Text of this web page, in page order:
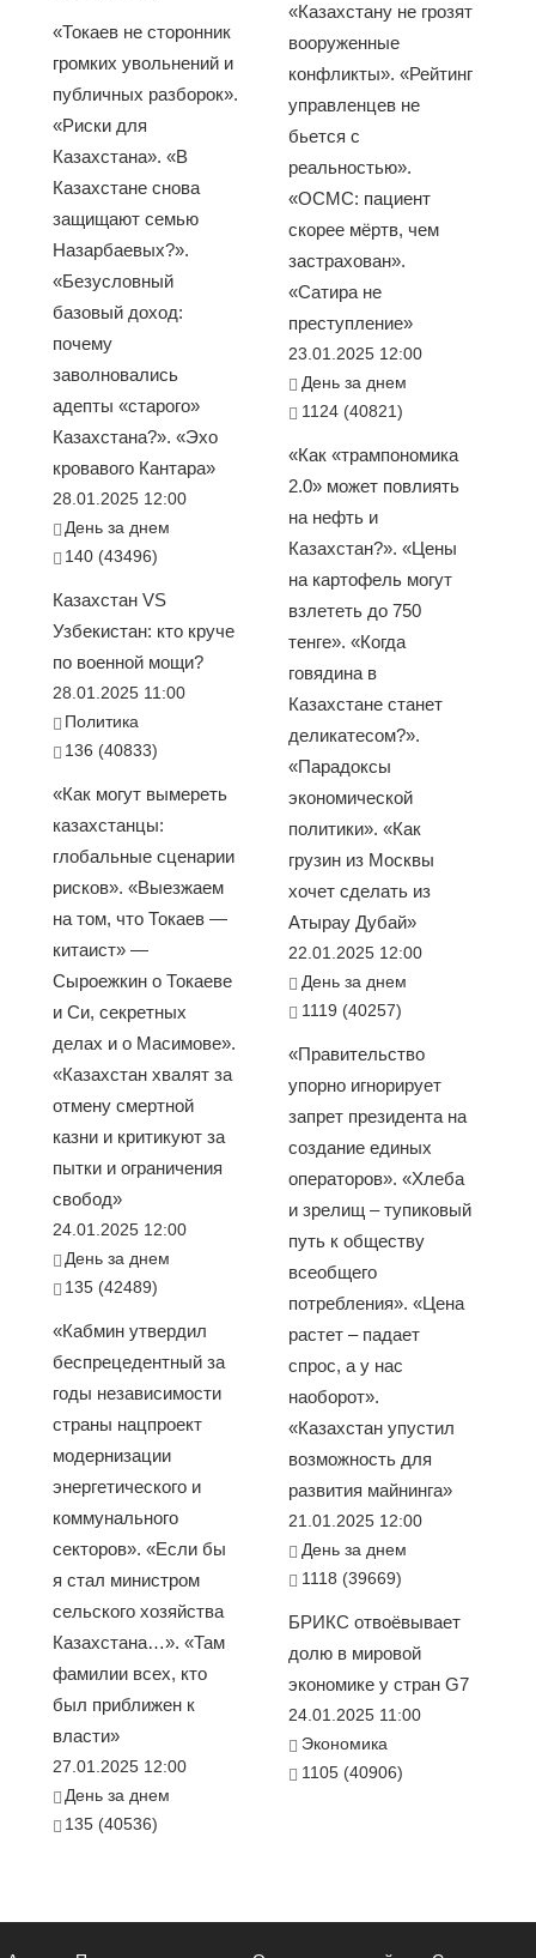
«Токаев не сторонник
громких увольнений и
публичных разборок».
«Риски для
Казахстана». «В
Казахстане снова
защищают семью
Назарбаевых?».
«Безусловный
базовый доход:
почему
заволновались
адепты «старого»
Казахстана?». «Эхо
кровавого Кантара»
28.01.2025 12:00
День за днем
140 (43496)
Казахстан VS
Узбекистан: кто круче
по военной мощи?
28.01.2025 11:00
Политика
136 (40833)
«Как могут вымереть
казахстанцы:
глобальные сценарии
рисков». «Выезжаем
на том, что Токаев —
китаист» —
Сыроежкин о Токаеве
и Си, секретных
делах и о Масимове».
«Казахстан хвалят за
отмену смертной
казни и критикуют за
пытки и ограничения
свобод»
24.01.2025 12:00
День за днем
135 (42489)
«Кабмин утвердил
беспрецедентный за
годы независимости
страны нацпроект
модернизации
энергетического и
коммунального
секторов». «Если бы
я стал министром
сельского хозяйства
Казахстана…». «Там
фамилии всех, кто
был приближен к
власти»
27.01.2025 12:00
День за днем
135 (40536)
«Казахстану не грозят
вооруженные
конфликты». «Рейтинг
управленцев не
бьется с
реальностью».
«ОСМС: пациент
скорее мёртв, чем
застрахован».
«Сатира не
преступление»
23.01.2025 12:00
День за днем
1124 (40821)
«Как «трампономика
2.0» может повлиять
на нефть и
Казахстан?». «Цены
на картофель могут
взлететь до 750
тенге». «Когда
говядина в
Казахстане станет
деликатесом?».
«Парадоксы
экономической
политики». «Как
грузин из Москвы
хочет сделать из
Атырау Дубай»
22.01.2025 12:00
День за днем
1119 (40257)
«Правительство
упорно игнорирует
запрет президента на
создание единых
операторов». «Хлеба
и зрелищ – тупиковый
путь к обществу
всеобщего
потребления». «Цена
растет – падает
спрос, а у нас
наоборот».
«Казахстан упустил
возможность для
развития майнинга»
21.01.2025 12:00
День за днем
1118 (39669)
БРИКС отвоёвывает
долю в мировой
экономике у стран G7
24.01.2025 11:00
Экономика
1105 (40906)